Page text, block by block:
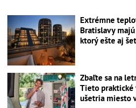
Extrémne
Bratislavy
ktorý ešte aj
Zbaľte sa na
Tieto praktické
ušetria miesto